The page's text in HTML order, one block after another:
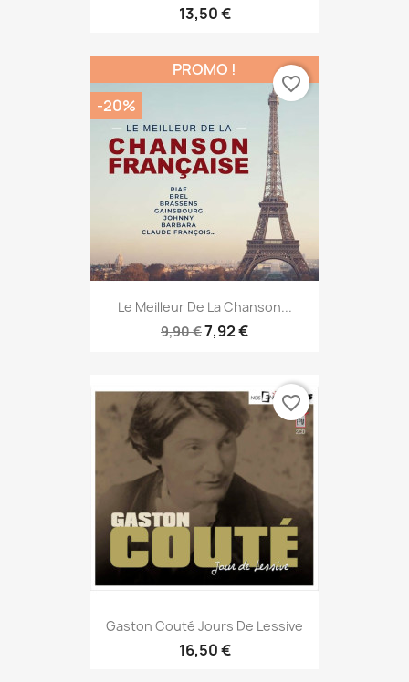
13,50 €
Le Meilleur De La Chanson...
9,90 €7,92 €
PROMO !
-20%
favorite_border
Gaston Couté Jours De Lessive
16,50 €
favorite_border